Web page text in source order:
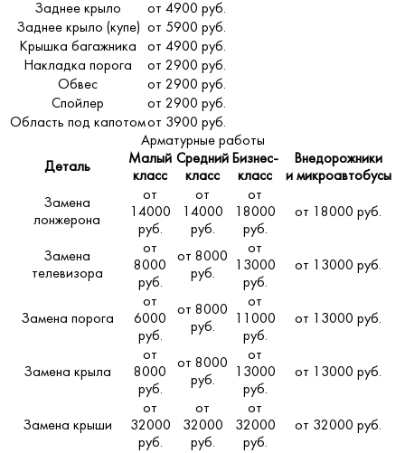
Заднее крыло
от 4900 руб.
Заднее крыло (купе) от 5900 руб.
Крышка багажника
от 4900 руб.
Накладка порога
от 2900 руб.
Обвес
от 2900 руб.
Спойлер
от 2900 руб.
Область под капотомот 3900 руб.
Арматурные работы
Деталь
Малый
класс
Средний
класс
Бизнес-
класс
Внедорожники
и микроавтобусы
Замена
лонжерона
от
14000
руб.
от
14000
руб.
от
18000
руб.
от 18000 руб.
Замена
телевизора
от
8000
руб.
от 8000
руб.
от
13000
руб.
от 13000 руб.
Замена порога
от
6000
руб.
от 8000
руб.
от
11000
руб.
от 13000 руб.
Замена крыла
от
8000
руб.
от 8000
руб.
от
13000
руб.
от 13000 руб.
Замена крыши
от
32000
руб.
от
32000
руб.
от
32000
руб.
от 32000 руб.